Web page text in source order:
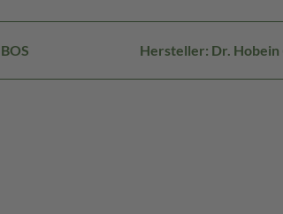
Hersteller: Dr. Hobein